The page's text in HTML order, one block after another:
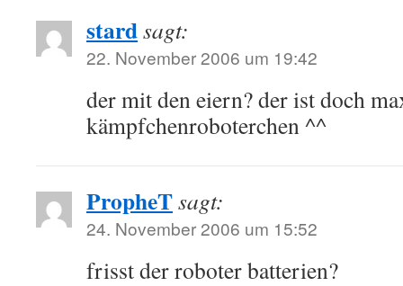
stardsagt:
22. November 2006 um 19:42
der mit den eiern? der ist doch
kämpfchenroboterchen ^^
PropheTsagt:
24. November 2006 um 15:52
frisst der roboter batterien?